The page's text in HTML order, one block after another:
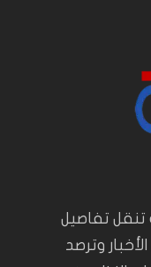
تنقل تفاصيل
وترصد